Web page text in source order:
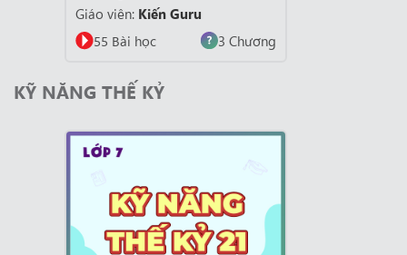
Giáo viên: Kiến Guru
55 Bài học
3 Chương
KỸ NĂNG THẾ KỶ